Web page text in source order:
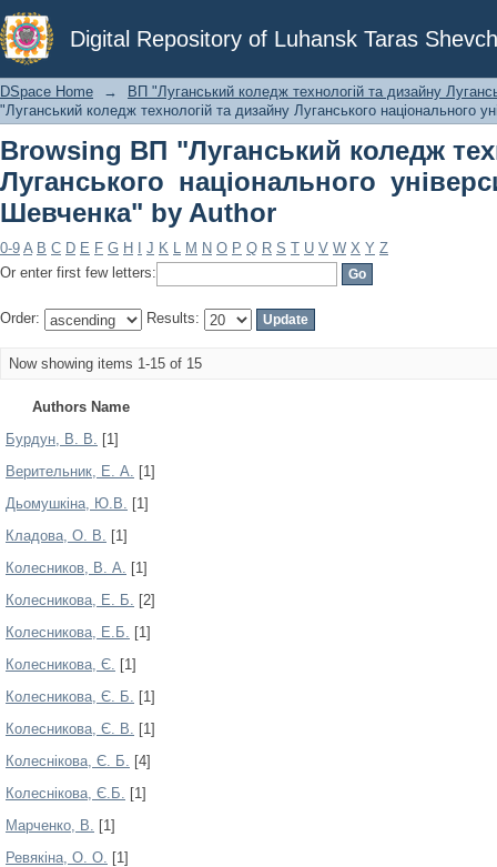
Digital Repository of Luhansk Taras
Browsing ВП "Луганський
національного університету імені
DSpace Home →
ВП "Луганський коледж технологій та дизайну
"Луганський коледж технологій та дизайну Луганського національного
Browsing ВП "Луганський коледж
Луганського національного
Шевченка" by Author
0-9 A B C D E F G H J K L M N O P Q R S T U V W X Y Z
Or enter first few letters:
Order: Results:
Now showing items 1-15 of 15
Authors Name
Бурдун, В. В. [1]
Верительник, Е. А. [1]
Дьомушкіна, Ю.В. [1]
Кладова, О. В. [1]
Колесников, В. А. [1]
Колесникова, Е. Б. [2]
Колесникова, Е.Б. [1]
Колесникова, Є. [1]
Колесникова, Є. Б. [1]
Колесникова, Є. В. [1]
Колеснікова, Є. Б. [4]
Колеснікова, Є.Б. [1]
Марченко, В. [1]
Ревякіна, О. О. [1]